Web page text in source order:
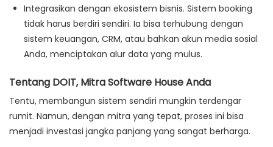
Integrasikan dengan ekosistem bisnis. Sistem booking
tidak harus berdiri sendiri. Ia bisa terhubung dengan
sistem keuangan, CRM, atau bahkan akun media sosial
Anda, menciptakan alur data yang mulus.
Tentang DOIT, Mitra Software House Anda
Tentu, membangun sistem sendiri mungkin terdengar
rumit. Namun, dengan mitra yang tepat, proses ini bisa
menjadi investasi jangka panjang yang sangat berharga.